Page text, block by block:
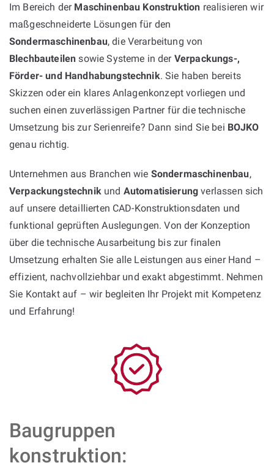
Im Bereich der Maschinenbau Konstruktion realisieren wir
maßgeschneiderte Lösungen für den
Sondermaschinenbau, die Verarbeitung von
Blechbauteilen sowie Systeme in der Verpackungs-,
Förder- und Handhabungstechnik. Sie haben bereits
Skizzen oder ein klares Anlagenkonzept vorliegen und
suchen einen zuverlässigen Partner für die technische
Umsetzung bis zur Serienreife? Dann sind Sie bei BOJKO
genau richtig.
Unternehmen aus Branchen wie Sondermaschinenbau,
Verpackungstechnikund Automatisierung verlassen sich
auf unsere detaillierten CAD-Konstruktionsdaten und
funktional geprüften Auslegungen. Von der Konzeption
über die technische Ausarbeitung bis zur finalen
Umsetzung erhalten Sie alle Leistungen aus einer Hand –
effizient, nachvollziehbar und exakt abgestimmt. Nehmen
Sie Kontakt auf – wir begleiten Ihr Projekt mit Kompetenz
und Erfahrung!
Baugruppen
konstruktion: